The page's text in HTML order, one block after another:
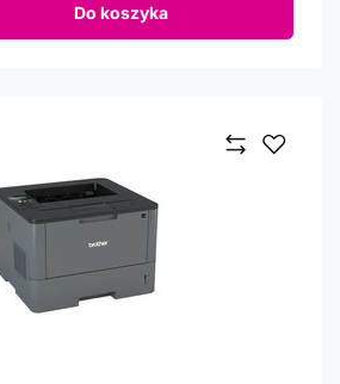
Do koszyka